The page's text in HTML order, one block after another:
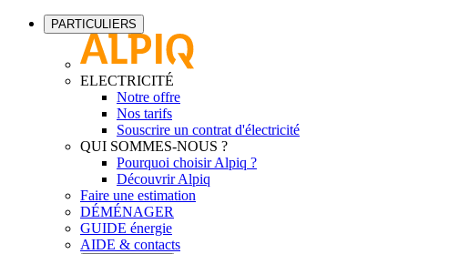
PARTICULIERS
ELECTRICITÉ
Notre offre
Nos tarifs
Souscrire un contrat d'électricité
QUI SOMMES-NOUS ?
Pourquoi choisir Alpiq ?
Découvrir Alpiq
Faire une estimation
DÉMÉNAGER
GUIDE énergie
AIDE & contacts